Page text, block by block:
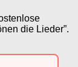
die Lieder”.